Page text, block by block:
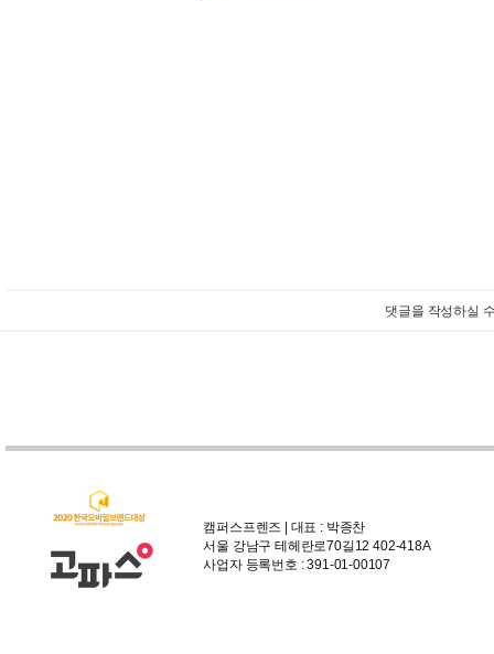
댓글을 작성하실
캠퍼스프렌즈 | 대표 : 박종찬
서울 강남구 테헤란로70길12 402-418A
사업자 등록번호 : 391-01-00107